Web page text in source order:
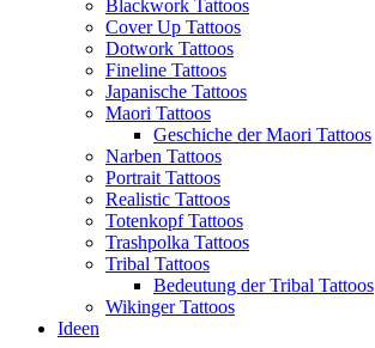
Blackwork Tattoos
Cover Up Tattoos
Dotwork Tattoos
Fineline Tattoos
Japanische Tattoos
Maori Tattoos
Geschiche der Maori Tattoos
Narben Tattoos
Portrait Tattoos
Realistic Tattoos
Totenkopf Tattoos
Trashpolka Tattoos
Tribal Tattoos
Bedeutung der Tribal Tattoos
Wikinger Tattoos
Ideen